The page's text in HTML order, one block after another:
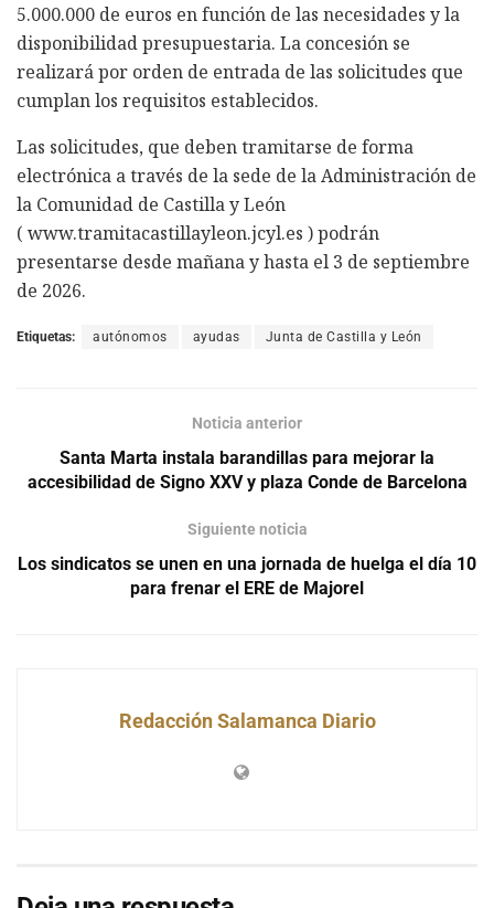
5.000.000 de euros en función de las necesidades y la
disponibilidad presupuestaria. La concesión se
realizará por orden de entrada de las solicitudes que
cumplan los requisitos establecidos.
Las solicitudes, que deben tramitarse de forma
electrónica a través de la sede de la Administración de
la Comunidad de Castilla y León
( www.tramitacastillayleon.jcyl.es ) podrán
presentarse desde mañana y hasta el 3 de septiembre
de 2026.
Etiquetas: autónomos ayudas Junta de Castilla y León
Noticia anterior
Santa Marta instala barandillas para mejorar la
accesibilidad de Signo XXV y plaza Conde de Barcelona
Siguiente noticia
Los sindicatos se unen en una jornada de huelga el día 10
para frenar el ERE de Majorel
Redacción Salamanca Diario